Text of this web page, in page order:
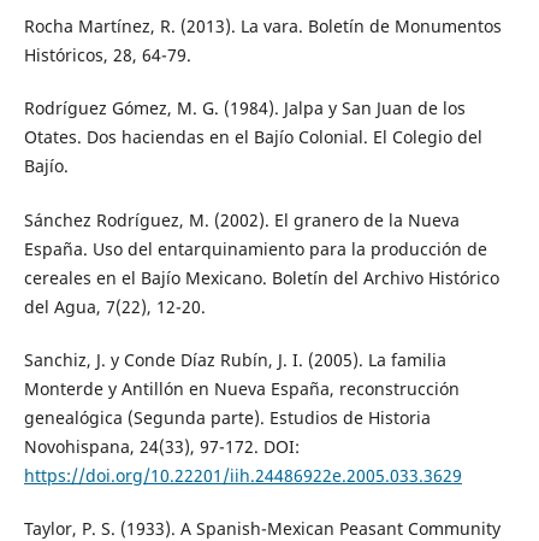
Rocha Martínez, R. (2013). La vara. Boletín de Monumentos
Históricos, 28, 64-79.
Rodríguez Gómez, M. G. (1984). Jalpa y San Juan de los
Otates. Dos haciendas en el Bajío Colonial. El Colegio del
Bajío.
Sánchez Rodríguez, M. (2002). El granero de la Nueva
España. Uso del entarquinamiento para la producción de
cereales en el Bajío Mexicano. Boletín del Archivo Histórico
del Agua, 7(22), 12-20.
Sanchiz, J. y Conde Díaz Rubín, J. I. (2005). La familia
Monterde y Antillón en Nueva España, reconstrucción
genealógica (Segunda parte). Estudios de Historia
Novohispana, 24(33), 97-172. DOI:
https://doi.org/10.22201/iih.24486922e.2005.033.3629
Taylor, P. S. (1933). A Spanish-Mexican Peasant Community